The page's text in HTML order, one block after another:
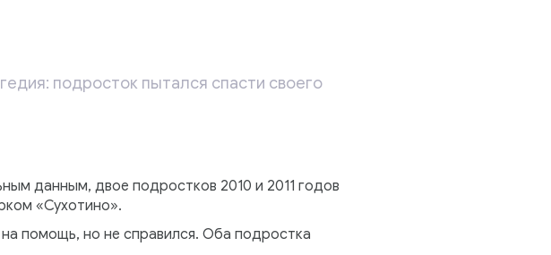
подросток пытался спасти своего
данным, двое подростков 2010 и 2011 годов
«Сухотино».
помощь, но не справился. Оба подростка